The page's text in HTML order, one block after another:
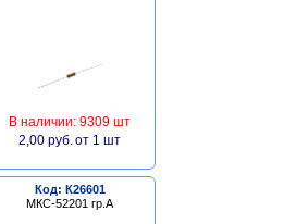
В наличии: 9309 шт
2,00 руб. от 1 шт
Код: К26601
МКС-52201 гр.А